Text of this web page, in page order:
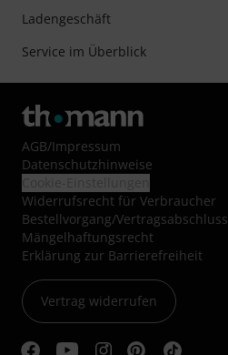
Ladengeschäft
Service im Überblick
AGB/Impressum
Datenschutzhinweise
Widerrufsrecht für Verbraucher
Bestellvorgang/Vertragsabschluss
Mängelhaftungsrecht
Erklärung zur Barrierefreiheit
Vertrag widerrufen